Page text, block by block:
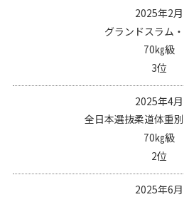
2025年2月
グランドスラム
70㎏級
3位
2025年4月
全日本選抜柔道体重
70㎏級
2位
2025年6月